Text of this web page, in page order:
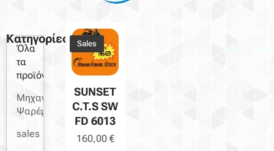
Κατηγορίες
Όλα
τα
προϊόντα
Μηχανισμοί
Ψαρέματος
sales
SUNSET
C.T.S SW
FD 6013
Sales
160,00€